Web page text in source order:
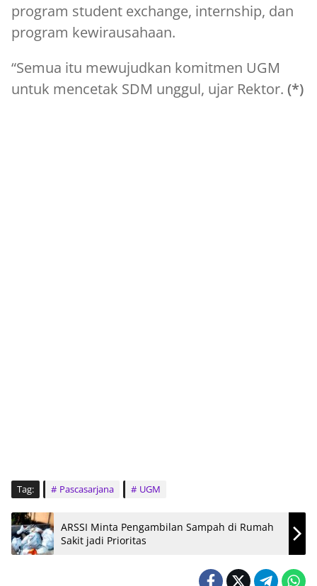
program student exchange, internship, dan
program kewirausahaan.
“Semua itu mewujudkan komitmen UGM
untuk mencetak SDM unggul, ujar Rektor. (*)
Tag: Pascasarjana UGM
ARSSI Minta Pengambilan Sampah di Rumah
Sakit jadi Prioritas